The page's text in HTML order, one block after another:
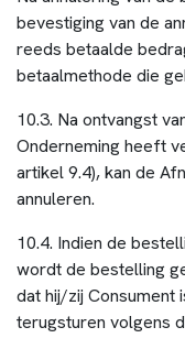
bevestiging van de
reeds betaalde
betaalmethode die
10.3. Na ontvangst
Onderneming heeft
artikel 9.4), kan de
annuleren.
10.4. Indien de
wordt de bestelling
dat hij/zij Consument
terugsturen volgens